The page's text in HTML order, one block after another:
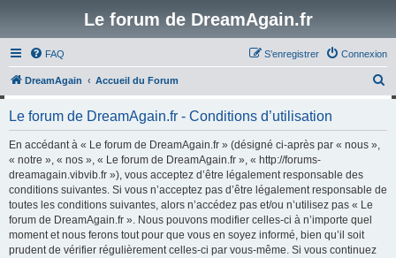
Le forum de DreamAgain.fr
FAQ Connexion
S’enregistrer
DreamAgain Accueil du Forum
Le forum de DreamAgain.fr - Conditions d’utilisation
En accédant à « Le forum de DreamAgain.fr » (désigné ci-après par « nous »,
« notre », « nos », « Le forum de DreamAgain.fr », « http://forums-
dreamagain.vibvib.fr »), vous acceptez d’être légalement responsable des
conditions suivantes. Si vous n’acceptez pas d’être légalement responsable de
toutes les conditions suivantes, alors n’accédez pas et/ou n’utilisez pas « Le
forum de DreamAgain.fr ». Nous pouvons modifier celles-ci à n’importe quel
moment et nous ferons tout pour que vous en soyez informé, bien qu’il soit
prudent de vérifier régulièrement celles-ci par vous-même. Si vous continuez